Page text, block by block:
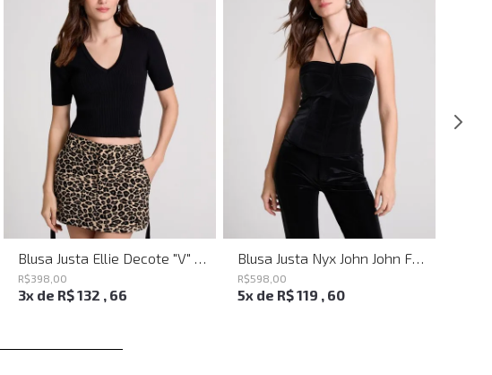
Blusa Justa Ellie Decote "V" Preto John John Feminina
R$398 00
3x de R$132 , 66
Blusa Justa Nyx John John Feminina
R$598 00
5x de R$119 , 60